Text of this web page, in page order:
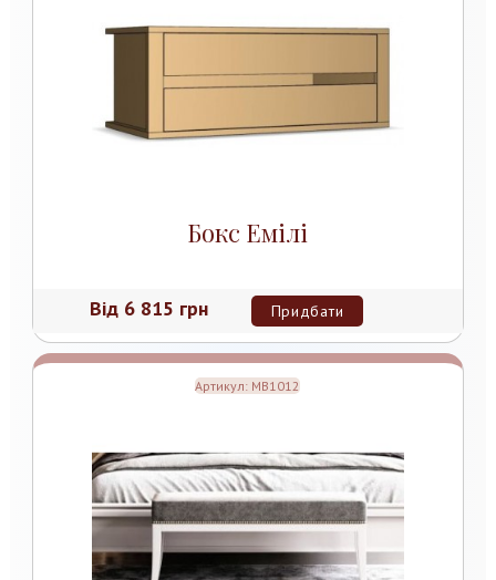
Бокс Емілі
Від 6 815 грн Придбати
Артикул: MB1012